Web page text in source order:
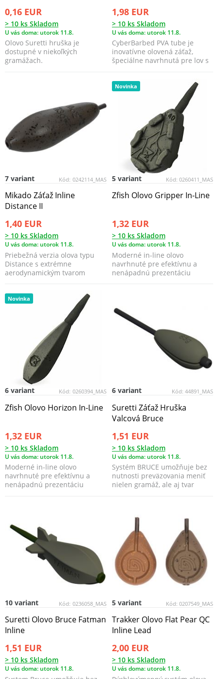
0,16 EUR
> 10 ks Skladom
U vás doma: utorok 11.8.
Olovo Suretti hruška je
dostupné v niekoľkých
gramážach.
1,98 EUR
> 10 ks Skladom
U vás doma: utorok 11.8.
CyberBarbed PVA tube je
inovatívne olovená záťaž,
špeciálne navrhnutá pre lov s
Kód: 0242114_MAS
7 variant
Mikado Záťaž Inline
Distance II
1,40 EUR
> 10 ks Skladom
U vás doma: utorok 11.8.
Priebežná verzia olova typu
Distance s extrémne
aerodynamickým tvarom
Novinka
Kód: 0260411_MAS
5 variant
Zfish Olovo Gripper In-Line
1,32 EUR
> 10 ks Skladom
U vás doma: utorok 11.8.
Moderné in-line olovo
navrhnuté pre efektívnu a
nenápadnú prezentáciu
Novinka
Kód: 0260394_MAS
6 variant
Zfish Olovo Horizon In-Line
1,32 EUR
> 10 ks Skladom
U vás doma: utorok 11.8.
Moderné in-line olovo
navrhnuté pre efektívnu a
nenápadnú prezentáciu
Kód: 44891_MAS
6 variant
Suretti Záťaž Hruška
Valcová Bruce
1,51 EUR
> 10 ks Skladom
U vás doma: utorok 11.8.
Systém BRUCE umožňuje bez
nutnosti preväzovania meniť
nielen gramáž, ale aj tvar
Kód: 0236058_MAS
10 variant
Suretti Olovo Bruce Fatman
Inline
1,51 EUR
> 10 ks Skladom
U vás doma: utorok 11.8.
Kód: 0207549_MAS
5 variant
Trakker Olovo Flat Pear QC
Inline Lead
2,00 EUR
> 10 ks Skladom
U vás doma: utorok 11.8.